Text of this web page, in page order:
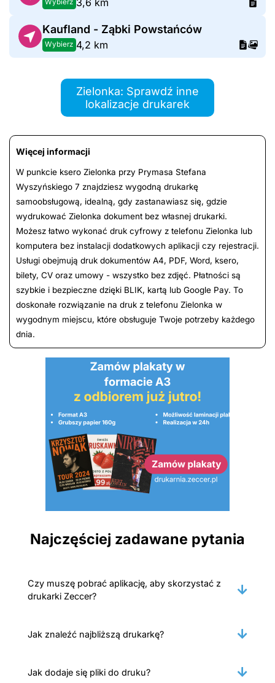
Wybierz
Kaufland - Ząbki Powstańców
Wybierz 4,2 km
Zielonka: Sprawdź inne
lokalizacje drukarek
Więcej informacji
W punkcie ksero Zielonka przy Prymasa Stefana
Wyszyńskiego 7 znajdziesz wygodną drukarkę
samoobsługową, idealną, gdy zastanawiasz się, gdzie
wydrukować Zielonka dokument bez własnej drukarki.
Możesz łatwo wykonać druk cyfrowy z telefonu Zielonka lub
komputera bez instalacji dodatkowych aplikacji czy rejestracji.
Usługi obejmują druk dokumentów A4, PDF, Word, ksero,
bilety, CV oraz umowy - wszystko bez zdjęć. Płatności są
szybkie i bezpieczne dzięki BLIK, kartą lub Google Pay. To
doskonałe rozwiązanie na druk z telefonu Zielonka w
wygodnym miejscu, które obsługuje Twoje potrzeby każdego
dnia.
Najczęściej zadawane pytania
Czy muszę pobrać aplikację, aby skorzystać z
drukarki Zeccer?
Jak znaleźć najbliższą drukarkę?
Jak dodaje się pliki do druku?